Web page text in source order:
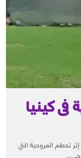
كينيا
الشرطة الكينية مصرع 17 جنديا إثر تحطم المروحية التي